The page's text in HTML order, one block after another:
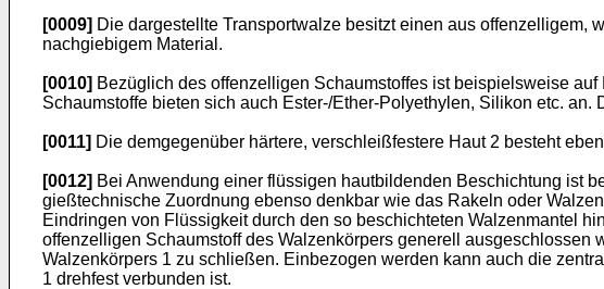
[0009] Die dargestellte Transportwalze besitzt einen aus offenzelligem,
nachgiebigem Material.
[0010] Bezüglich des offenzelligen Schaumstoffes ist beispielsweise
Schaumstoffe bieten sich auch Ester-/Ether-Polyethylen, Silikon etc.
[0011] Die demgegenüber härtere, verschleißfestere Haut 2 besteht
[0012] Bei Anwendung einer flüssigen hautbildenden Beschichtung ist
gießtechnische Zuordnung ebenso denkbar wie das Rakeln oder
Eindringen von Flüssigkeit durch den so beschichteten Walzenmantel
offenzelligen Schaumstoff des Walzenkörpers generell ausgeschlossen
Walzenkörpers 1 zu schließen. Einbezogen werden kann auch die
1 drehfest verbunden ist.